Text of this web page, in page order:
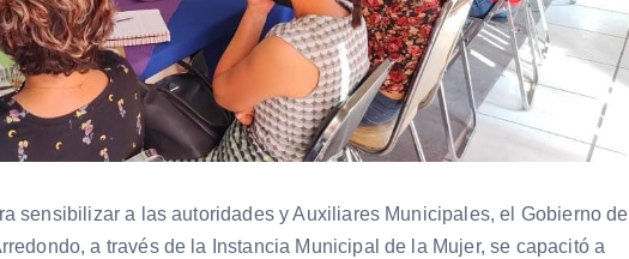
sensibilizar a las autoridades y Auxiliares Municipales, el Gobierno de
a través de la Instancia Municipal de la Mujer, se capacitó a